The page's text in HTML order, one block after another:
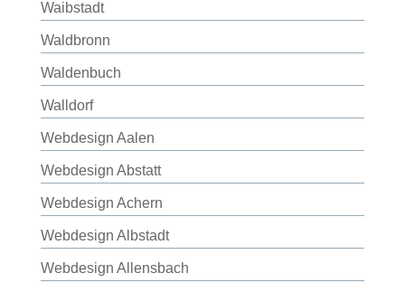
Waibstadt
Waldbronn
Waldenbuch
Walldorf
Webdesign Aalen
Webdesign Abstatt
Webdesign Achern
Webdesign Albstadt
Webdesign Allensbach